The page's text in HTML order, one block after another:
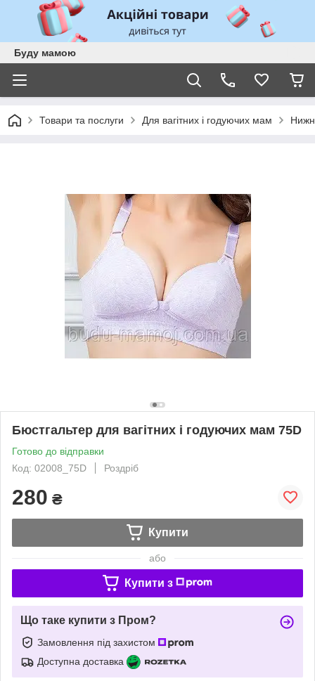
Буду мамою
Товари та послуги Для вагітних і годуючих мам
Бюстгальтер для вагітних і годуючих мам 75D
Готово до відправки
Код: 02008_75D
Роздріб
280 ₴
Купити
або
Купити з
Що таке купити з Пром?
Замовлення під захистом
Доступна доставка